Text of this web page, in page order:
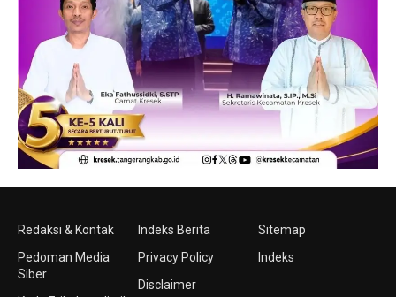
Redaksi & Kontak
Pedoman Media
Siber
Indeks Berita
Privacy Policy
Disclaimer
Sitemap
Indeks